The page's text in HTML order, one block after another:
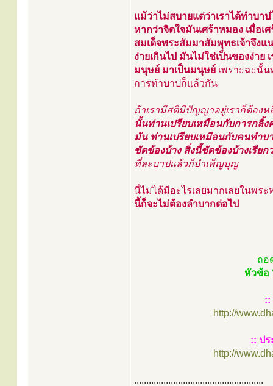
แม้ว่าไม่สบายแต่ว่าเราได้ทำบา
หากว่าจิตใจมันเศร้าหมอง เมื่อ
สมเด็จพระสัมมาสัมพุทธเจ้าจึงแ
ง่ายเกินไป มันไม่ใช่เป็นของง่าย
มนุษย์ มาเป็นมนุษย์ เพราะฉะนั้
การทำบาปก็แล้วกัน
ถ้าเรามีสติมีปัญญาอยู่เราก็ต้องห
นั้นท่านเปรียบเหมือนกับการกลิ้ง
มัน ท่านเปรียบเหมือนกับคนทำ
ขัดข้องบ้าง สิ่งนี้ขัดข้องบ้างเรียก
ที่ละบาปแล้วก็บำเพ็ญบุญ
นี่ไม่ได้มีอะไรเลยมากเลยในพร
นี้ก็จะไม่ต้องลำบากต่อไป
ถอ
หัวข้อ
::
http://
:: ป
http://
.....................................................